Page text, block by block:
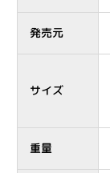
発売元
サイズ
重量